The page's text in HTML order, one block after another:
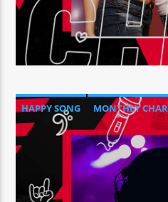
HAPPY SONG MONTHLY